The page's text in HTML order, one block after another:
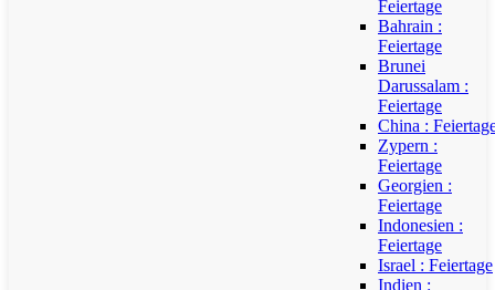
Feiertage
Bahrain :
Feiertage
Brunei
Darussalam :
Feiertage
China :
Zypern :
Feiertage
Georgien :
Feiertage
Indonesien :
Feiertage
Israel : Feiertage
Indien :